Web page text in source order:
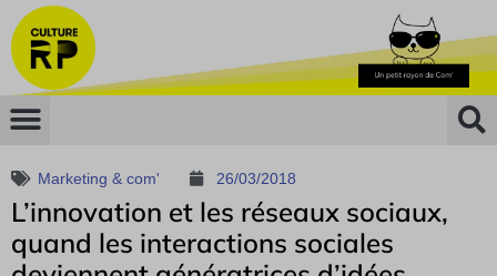
Marketing & com' 26/03/2018
L’innovation et les réseaux sociaux,
quand les interactions sociales